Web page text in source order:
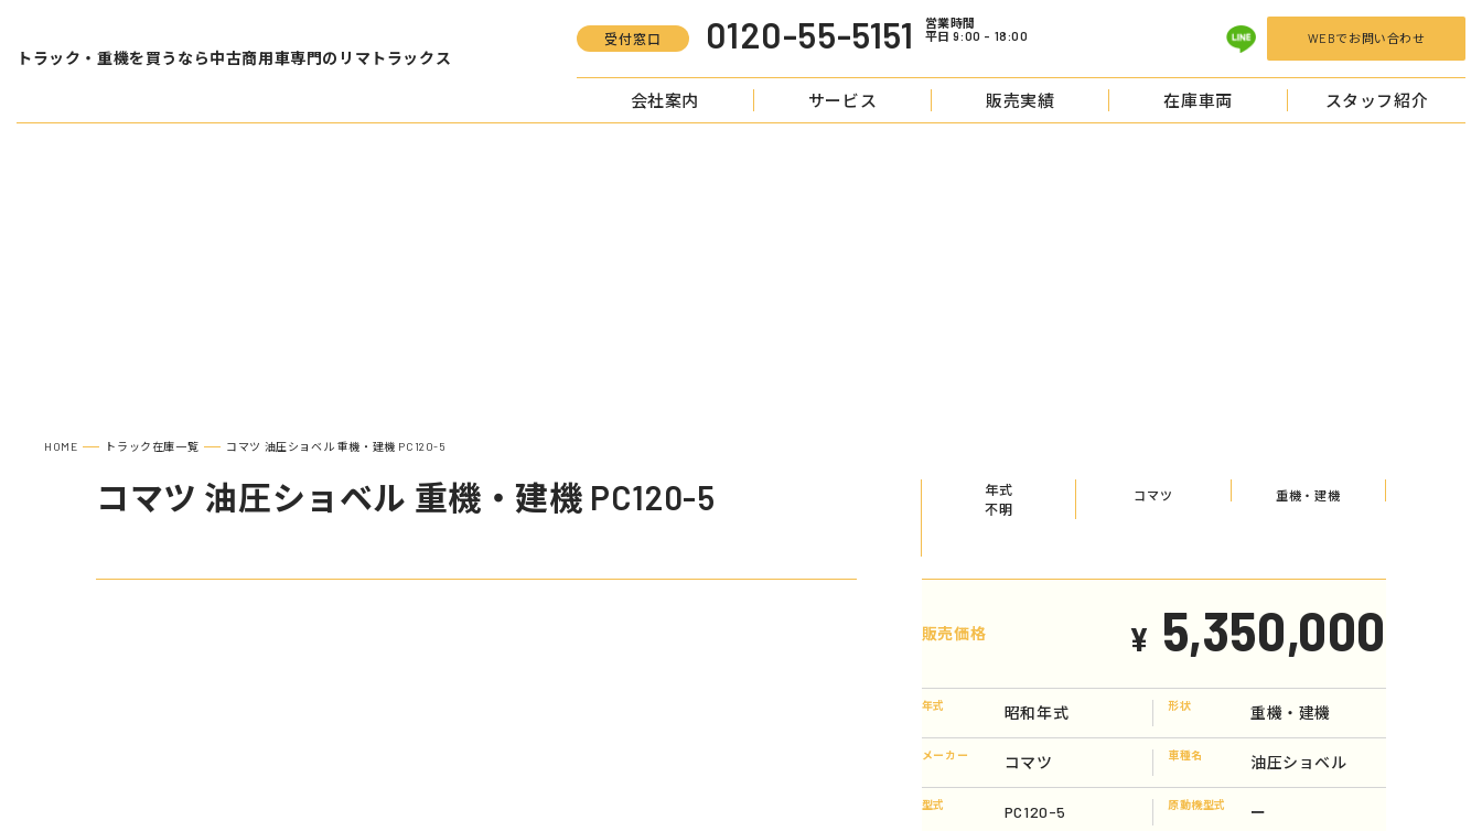
トラック・重機を買うなら中古商用車専門のリマトラックス
受付窓口 0120-55-5151
営業時間
平日 9:00 - 18:00
WEBでお問い合わせ
会社案内 サービス 販売実績 在庫車両 スタッフ紹介
HOME トラック在庫一覧 コマツ 油圧ショベル 重機・建機 PC120-5
コマツ 油圧ショベル 重機・建機 PC120-5
年式
不明
コマツ 重機・建機
販売価格 ¥ 5,350,000
年式 昭和年式 形状 重機・建機
メーカー コマツ 車種名 油圧ショベル
型式 PC120-5 原動機型式 ー